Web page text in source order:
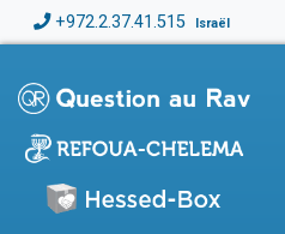
+972.2.37.41.515 Israël